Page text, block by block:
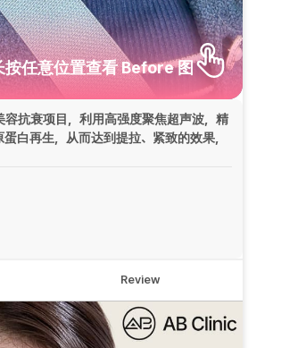
按任意位置查看 Before 图
抗衰项目，利用高强度聚焦超声波，精
白再生，从而达到提拉、紧致的效果，
Review